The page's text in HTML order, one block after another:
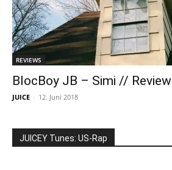
REVIEWS
BlocBoy JB – Simi // Review
JUICE - 12. Juni 2018
JUICEY Tunes: US-Rap